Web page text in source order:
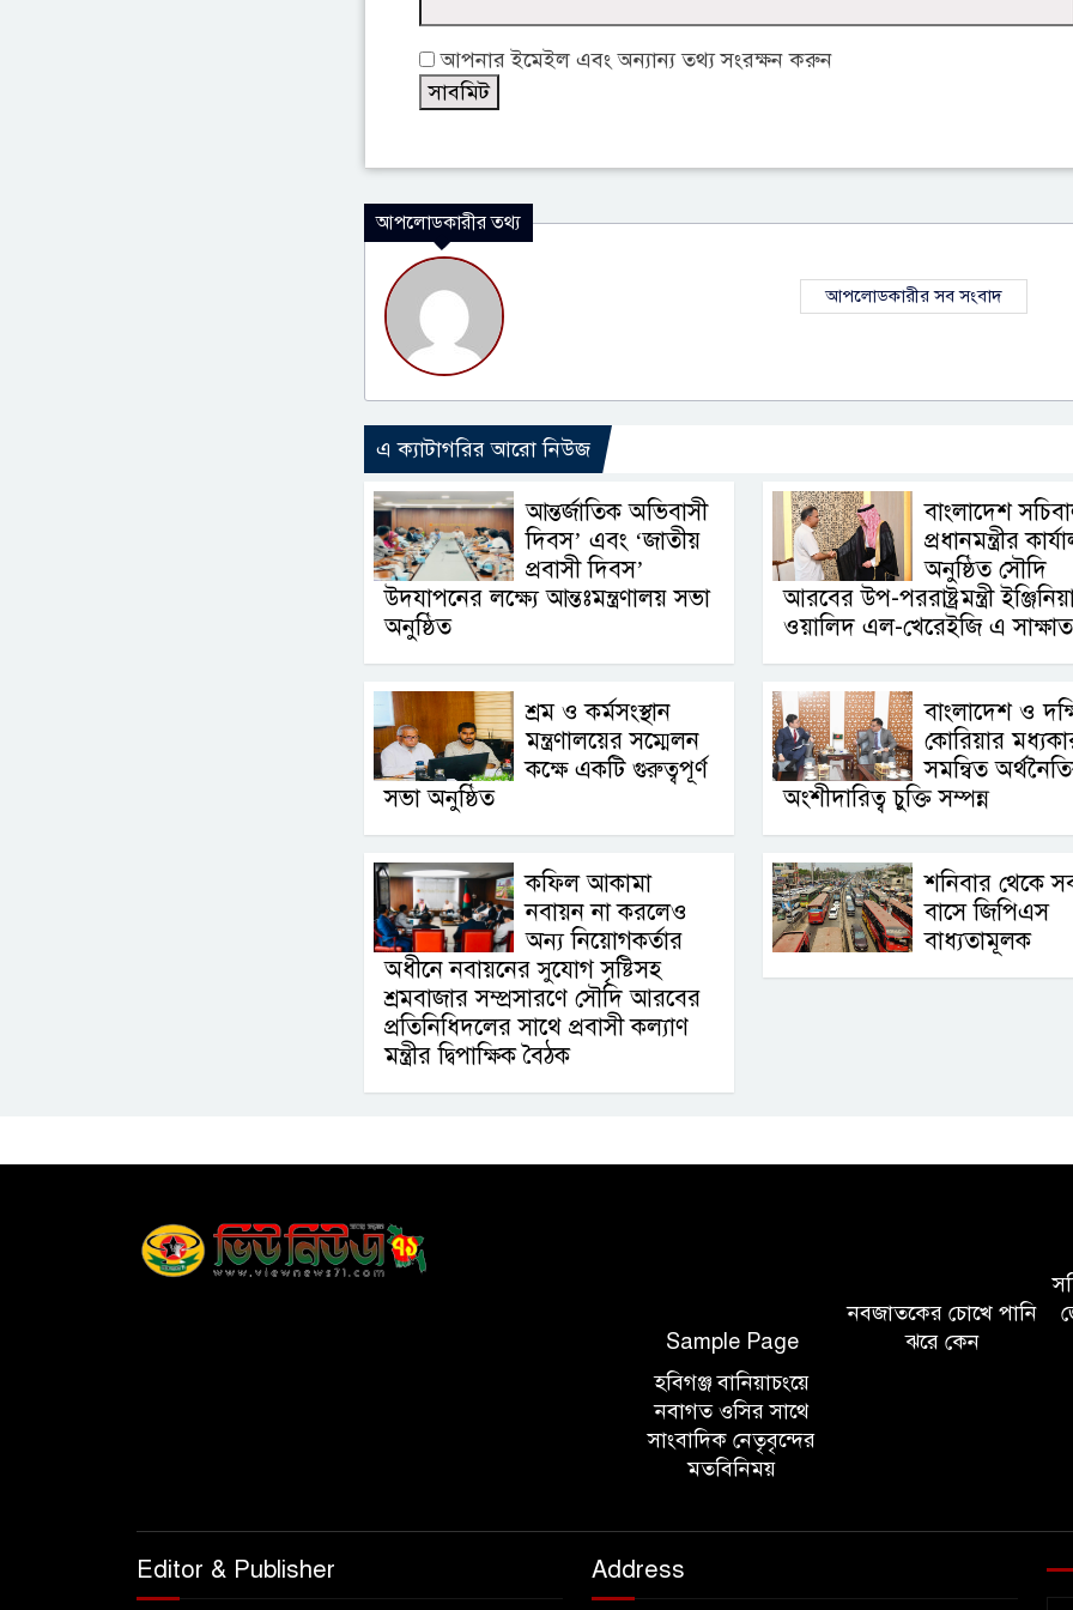
আপনার ইমেইল এবং অন্যান্য তথ্য সংরক্ষন করুন
আপলোডকারীর তথ্য
আপলোডকারীর সব সংবাদ
এ ক্যাটাগরির আরো নিউজ
আন্তর্জাতিক অভিবাসী
দিবস’ এবং ‘জাতীয়
প্রবাসী দিবস’
উদযাপনের লক্ষ্যে আন্তঃমন্ত্রণালয় সভা
অনুষ্ঠিত
বাংলাদেশ
প্রধানমন্ত্রীর
অনুষ্ঠিত সৌদি
আরবের উপ-পররাষ্ট্রমন্ত্রী
ওয়ালিদ এল-খেরেইজি এ সাক্ষাত
শ্রম ও কর্মসংস্থান
মন্ত্রণালয়ের সম্মেলন
কক্ষে একটি গুরুত্বপূর্ণ
সভা অনুষ্ঠিত
বাংলাদেশ ও
কোরিয়ার
সমন্বিত
অংশীদারিত্ব চুক্তি সম্পন্ন
কফিল আকামা
নবায়ন না করলেও
অন্য নিয়োগকর্তার
অধীনে নবায়নের সুযোগ সৃষ্টিসহ
শ্রমবাজার সম্প্রসারণে সৌদি আরবের
প্রতিনিধিদলের সাথে প্রবাসী কল্যাণ
মন্ত্রীর দ্বিপাক্ষিক বৈঠক
শনিবার থেকে
বাসে জিপিএস
বাধ্যতামূলক
Sample Page
নবজাতকের চোখে পানি
ঝরে কেন
হবিগঞ্জ বানিয়াচংয়ে
নবাগত ওসির সাথে
সাংবাদিক নেতৃবৃন্দের
মতবিনিময়
Editor & Publisher Address